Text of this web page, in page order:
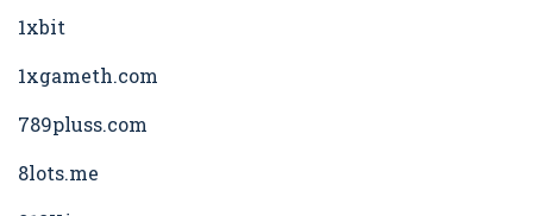
1xbit
1xgameth.com
789pluss.com
8lots.me